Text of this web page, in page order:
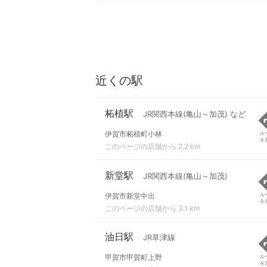
近くの駅
柘植駅 JR関西本線(亀山～加茂) など
伊賀市柘植町小林
このページの店舗から 2.2 km
ル
を
新堂駅 JR関西本線(亀山～加茂)
伊賀市新堂中出
このページの店舗から 3.1 km
ル
を
油日駅 JR草津線
甲賀市甲賀町上野
ル
を